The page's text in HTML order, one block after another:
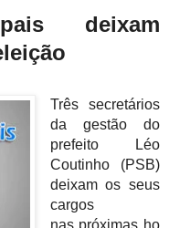
deixam
Três secretários
da gestão do
prefeito Léo
Coutinho (PSB)
deixam os seus
cargos
nas próximas ho